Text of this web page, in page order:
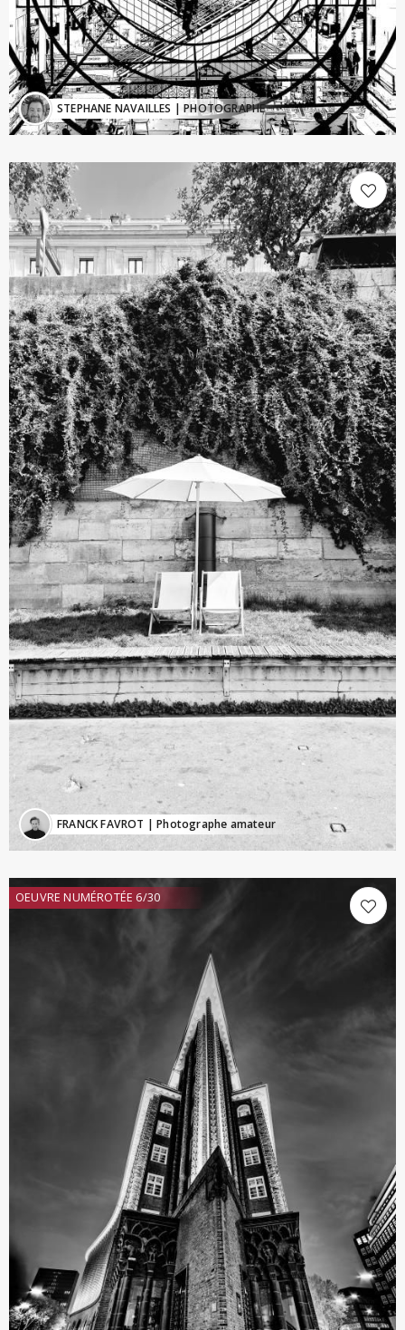
STEPHANE NAVAILLES | PHOTOGRAPHE
FRANCK FAVROT | Photographe amateur
OEUVRE NUMÉROTÉE 6/30